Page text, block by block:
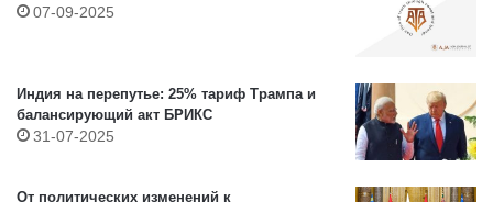
07-09-2025
Индия на перепутье: 25% тариф Трампа и
балансирующий акт БРИКС
31-07-2025
От политических изменений к